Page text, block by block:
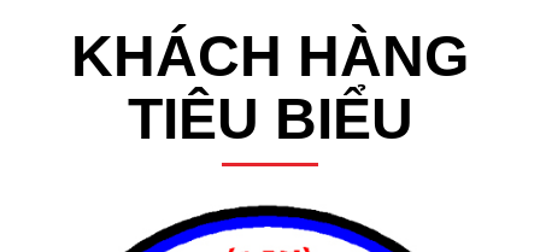
KHÁCH HÀNG
TIÊU BIỂU